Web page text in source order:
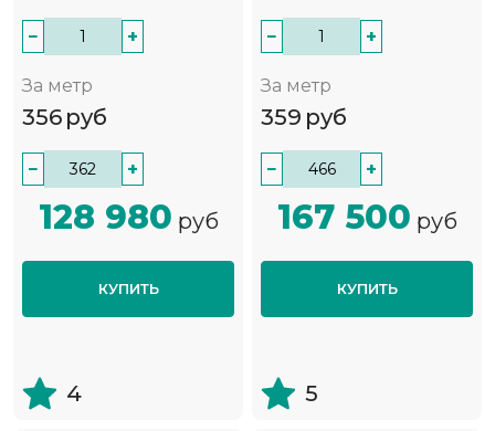
− +
За метр
356 руб
− +
128 980 руб
КУПИТЬ
4
− +
За метр
359 руб
− +
167 500 руб
КУПИТЬ
5